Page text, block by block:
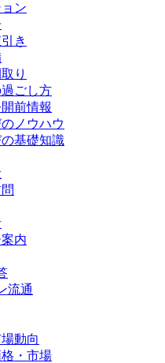
ン
き
り
ごし方
前情報
ノウハウ
基礎知識
内
流通
動向
・市場